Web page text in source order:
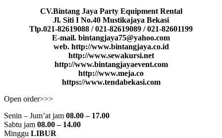
CV.Bintang Jaya Party Equipment Rental
Jl. Siti I No.40 Mustikajaya Bekasi
Tlp.021-82619088 / 021-82619089 / 021-82601199
E-mail. bintangjaya75@yahoo.com
web. http://www.bintangjaya.co.id
http://www.sewakursi.net
http://www.bintangjayaevent.com
http://www.meja.co
https://www.tendabekasi.com
Open order>>>
Senin – Jum’at jam 08.00 – 17.00
Sabtu jam 08.00 – 14.00
Minggu LIBUR